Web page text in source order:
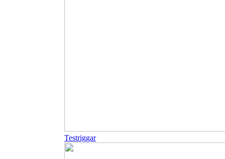
Testriggar